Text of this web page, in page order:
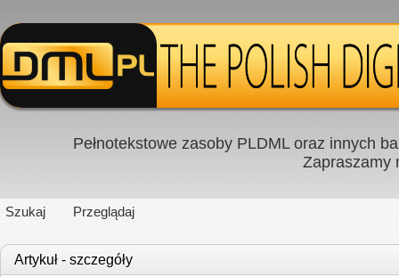
Pełnotekstowe zasoby PLDML oraz innych
Zapraszamy
Szukaj Przeglądaj
Artykuł - szczegóły